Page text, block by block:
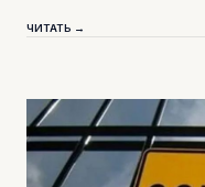
ЧИТАТЬ →